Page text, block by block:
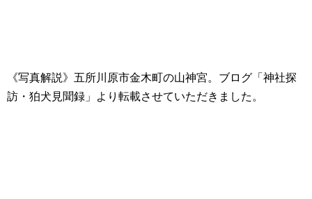
《写真解説》五所川原市金木町の山神宮。ブログ「神社探
訪・狛犬見聞録」より転載させていただきました。